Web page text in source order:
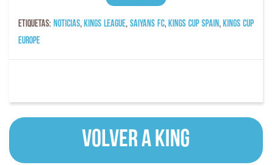
Etiquetas: Noticias, kings league, Saiyans FC, Kings Cup Spain, Kings Cup
Europe
Volver a KING